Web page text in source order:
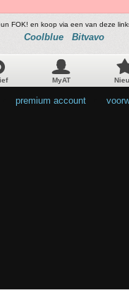
FOK! en koop via een van deze
Coolblue Bitvavo
MyAT
premium account